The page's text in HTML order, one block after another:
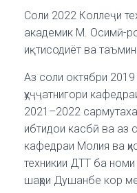
Соли 2022 Коллеҷи
академик М. Осимӣ-
иқтисодиёт ва
Аз соли октябри 2019
ҳуҷҷатнигори
2021–2022
ибтидои касбӣ ва аз
кафедраи Молия ва
техникии ДТТ ба
шаҳри Душанбе кор